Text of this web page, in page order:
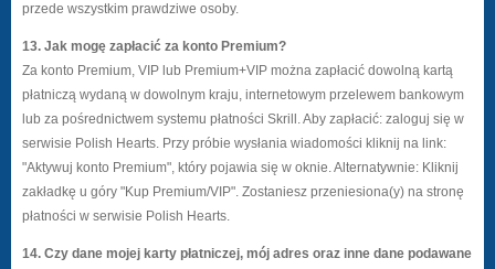
przede wszystkim prawdziwe osoby.
13. Jak mogę zapłacić za konto Premium?
Za konto Premium, VIP lub Premium+VIP można zapłacić dowolną kartą
płatniczą wydaną w dowolnym kraju, internetowym przelewem bankowym
lub za pośrednictwem systemu płatności Skrill. Aby zapłacić: zaloguj się w
serwisie Polish Hearts. Przy próbie wysłania wiadomości kliknij na link:
"Aktywuj konto Premium", który pojawia się w oknie. Alternatywnie: Kliknij
zakładkę u góry "Kup Premium/VIP". Zostaniesz przeniesiona(y) na stronę
płatności w serwisie Polish Hearts.
14. Czy dane mojej karty płatniczej, mój adres oraz inne dane podawane